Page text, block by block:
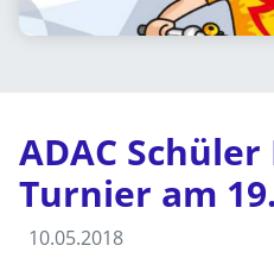
ADAC
Turnier am
10.05.2018